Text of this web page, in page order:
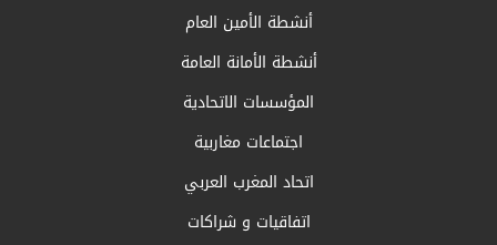
أنشطة الأمين العام
أنشطة الأمانة العامة
المؤسسات الاتحادية
اجتماعات مغاربية
اتحاد المغرب العربي
اتفاقيات و شراكات